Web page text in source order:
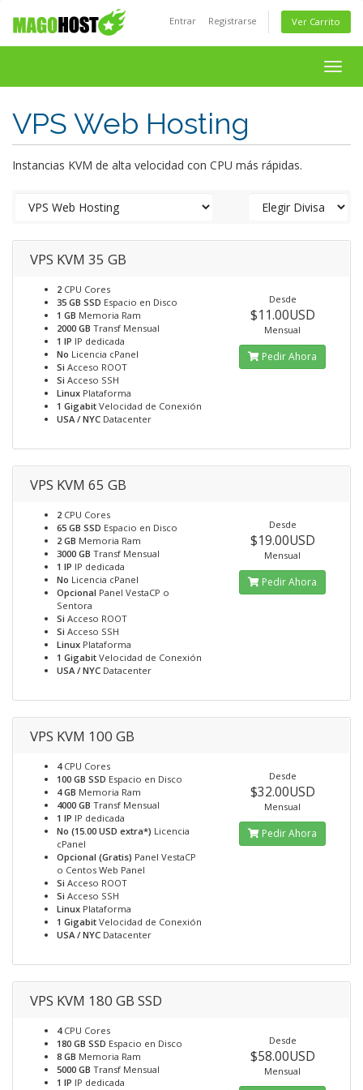
Entrar Registrarse Ver Carrito
VPS Web Hosting
Instancias KVM de alta velocidad con CPU más rápidas.
VPS KVM 35 GB
2 CPU Cores
35 GB SSD Espacio en Disco
1 GB Memoria Ram
2000 GB Transf Mensual
1 IP IP dedicada
No Licencia cPanel
Si Acceso ROOT
Si Acceso SSH
Linux Plataforma
1 Gigabit Velocidad de Conexión
USA / NYC Datacenter
Desde
$11.00USD
Mensual
Pedir Ahora
VPS KVM 65 GB
2 CPU Cores
65 GB SSD Espacio en Disco
2 GB Memoria Ram
3000 GB Transf Mensual
1 IP IP dedicada
No Licencia cPanel
Opcional Panel VestaCP o
Sentora
Si Acceso ROOT
Si Acceso SSH
Linux Plataforma
1 Gigabit Velocidad de Conexión
USA / NYC Datacenter
Desde
$19.00USD
Mensual
Pedir Ahora
VPS KVM 100 GB
4CPU Cores
100 GB SSD Espacio en Disco
4 GB Memoria Ram
4000 GB Transf Mensual
1 IP IP dedicada
No (15.00 USD extra*) Licencia
cPanel
Opcional (Gratis) Panel VestaCP
o Centos Web Panel
Si Acceso ROOT
Si Acceso SSH
Linux Plataforma
1 Gigabit Velocidad de Conexión
USA / NYC Datacenter
Desde
$32.00USD
Mensual
Pedir Ahora
VPS KVM 180 GB SSD
4CPU Cores
180 GB SSD Espacio en Disco
8 GB Memoria Ram
5000 GB Transf Mensual
1 IP IP dedicada
Desde
$58.00USD
Mensual